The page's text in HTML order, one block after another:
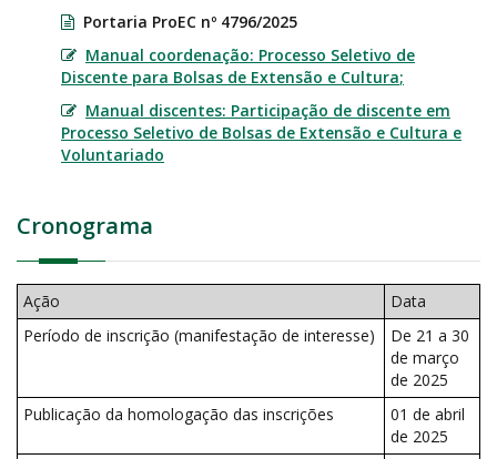
Portaria ProEC nº 4796/2025
Manual coordenação: Processo Seletivo de
Discente para Bolsas de Extensão e Cultura;
Manual discentes: Participação de discente em
Processo Seletivo de Bolsas de Extensão e Cultura e
Voluntariado
Cronograma
Ação
Data
Período de inscrição (manifestação de interesse)
De 21 a 30
de março
de 2025
Publicação da homologação das inscrições
01 de abril
de 2025